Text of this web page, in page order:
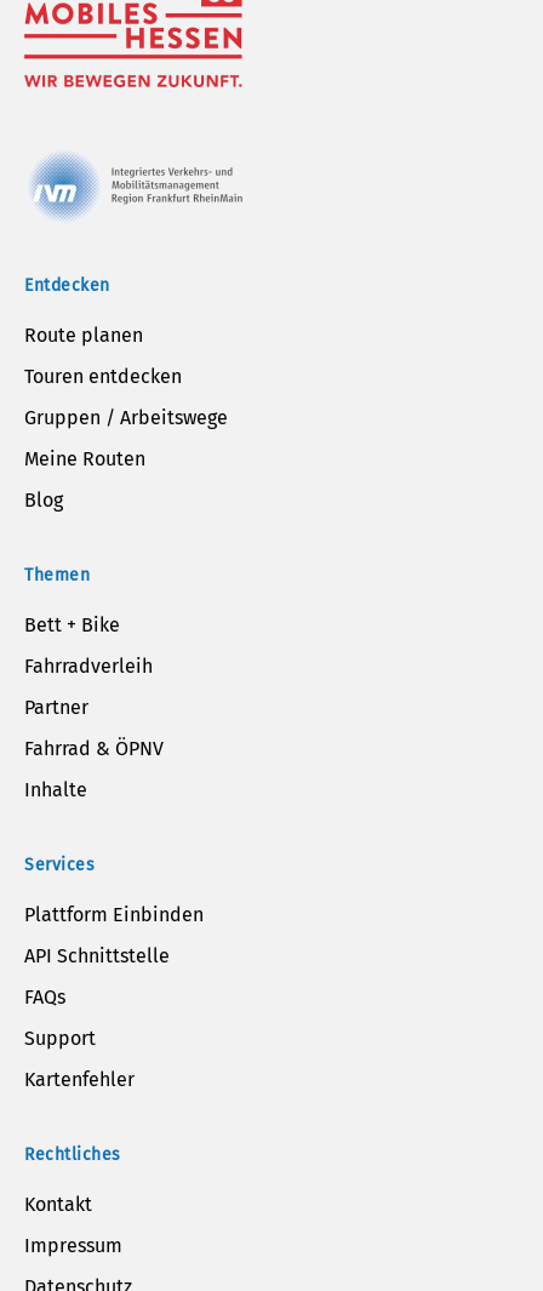
Entdecken
Route planen
Touren entdecken
Gruppen / Arbeitswege
Meine Routen
Blog
Themen
Bett + Bike
Fahrradverleih
Partner
Fahrrad & ÖPNV
Inhalte
Services
Plattform Einbinden
API Schnittstelle
FAQs
Support
Kartenfehler
Rechtliches
Kontakt
Impressum